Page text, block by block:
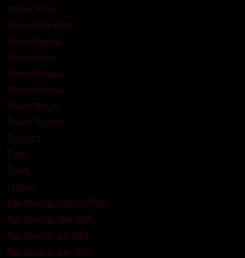
Drama China
Drama Indonesia
Drama Jepang
Drama Korea
Drama Malaysia
Drama Philipina
Drama Taiwan
Drama Thailand
Dramatic
Erotic
Family
Fantasy
Film Bioskop Agustus 2024
Film Bioskop April 2024
Film Bioskop Juli 2024
Film Bioskop Juni 2024